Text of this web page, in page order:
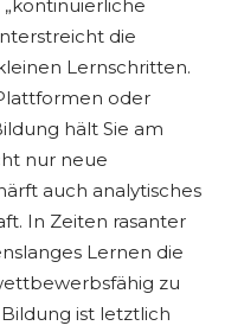
die
Lernschritten.
oder
hält Sie am
nur neue
auch analytisches
In Zeiten rasanter
Lernen die
zu
ist letztlich